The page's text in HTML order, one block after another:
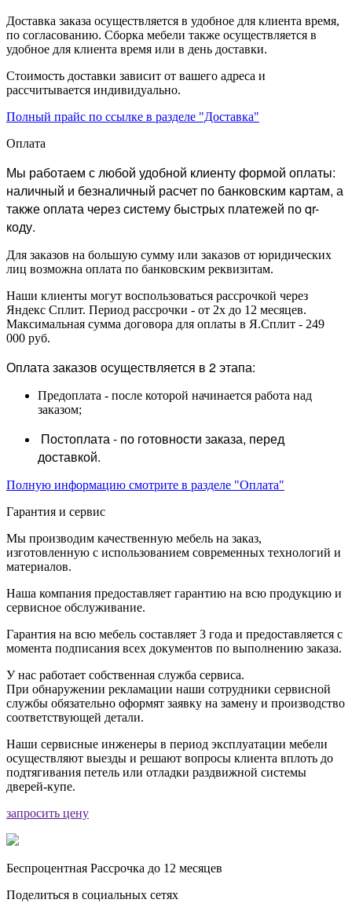
Доставка заказа осуществляется в удобное для клиента время,
по согласованию. Сборка мебели также осуществляется в
удобное для клиента время или в день доставки.
Стоимость доставки зависит от вашего адреса и
рассчитывается индивидуально.
Полный прайс по ссылке в разделе "Доставка"
Оплата
Мы работаем с любой удобной клиенту формой оплаты:
наличный и безналичный расчет по банковским картам, а
также оплата через систему быстрых платежей по qr-
коду.
Для заказов на большую сумму или заказов от юридических
лиц возможна оплата по банковским реквизитам.
Наши клиенты могут воспользоваться рассрочкой через
Яндекс Сплит. Период рассрочки - от 2х до 12 месяцев.
Максимальная сумма договора для оплаты в Я.Сплит - 249
000 руб.
Оплата заказов осуществляется в 2 этапа:
Предоплата - после которой начинается работа над
заказом;
Постоплата - по готовности заказа, перед
доставкой.
Полную информацию смотрите в разделе "Оплата"
Гарантия и сервис
Мы производим качественную мебель на заказ,
изготовленную с использованием современных технологий и
материалов.
Наша компания предоставляет гарантию на всю продукцию и
сервисное обслуживание.
Гарантия на всю мебель составляет 3 года и предоставляется с
момента подписания всех документов по выполнению заказа.
У нас работает собственная служба сервиса.
При обнаружении рекламации наши сотрудники сервисной
службы обязательно оформят заявку на замену и производство
соответствующей детали.
Наши сервисные инженеры в период эксплуатации мебели
осуществляют выезды и решают вопросы клиента вплоть до
подтягивания петель или отладки раздвижной системы
дверей-купе.
запросить цену
Беспроцентная Рассрочка до 12 месяцев
Поделиться в социальных сетях